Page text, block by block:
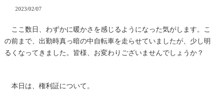
2023/02/07
ここ数日、わずかに暖かさを感じるようになった気がします。こ
の前まで、出勤時真っ暗の中自転車を走らせていましたが、少し明
るくなってきました。皆様、お変わりございませんでしょうか？
本日は、権利証について。